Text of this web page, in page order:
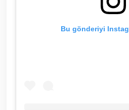
Bu gönderiyi